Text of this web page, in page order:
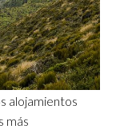
alojamientos
más